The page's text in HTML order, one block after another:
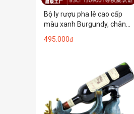
Bộ ly rượu pha lê cao cấp
màu xanh Burgundy, chân
đen, kèm bình rót rượu hình
núi xanh sáng tạo và giá đỡ
495.000đ